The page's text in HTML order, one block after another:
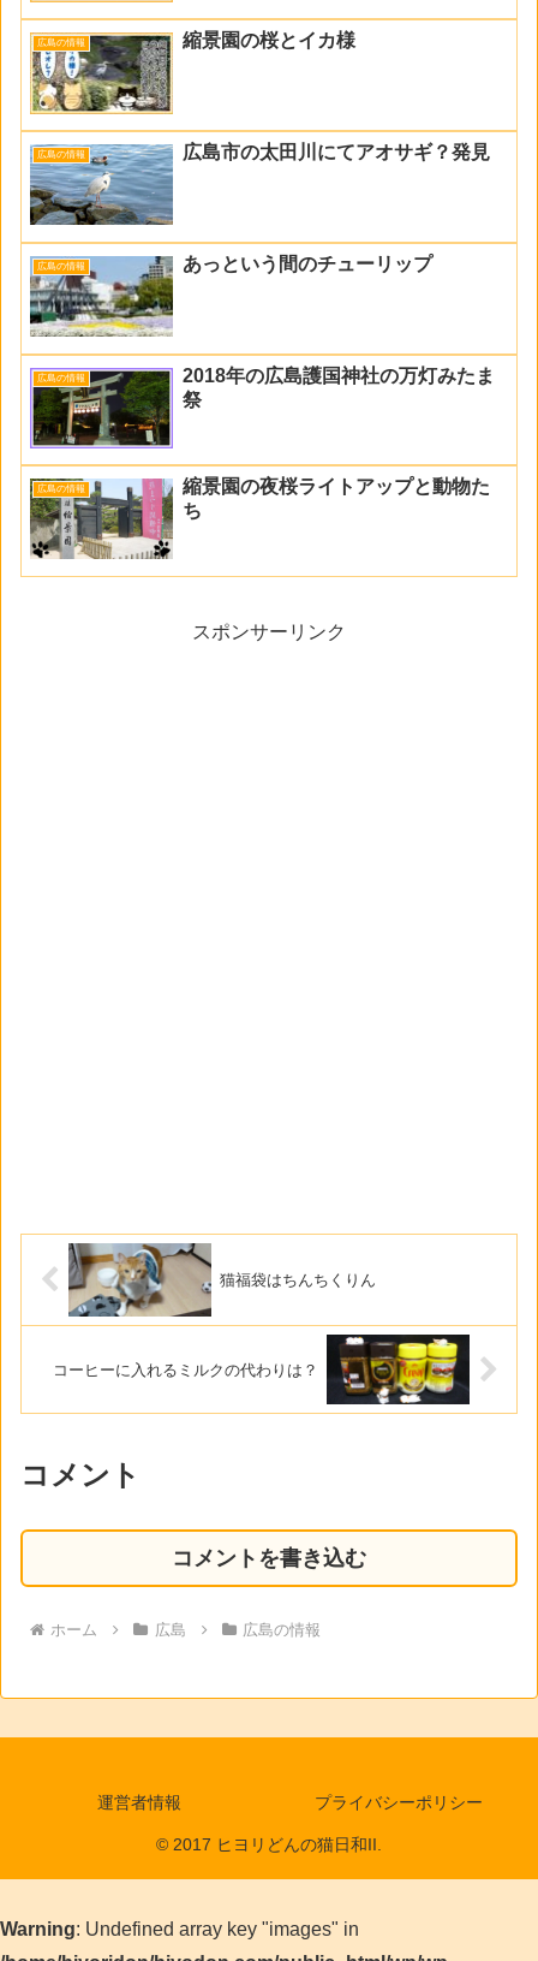
広島の情報 縮景園の桜とイカ様
広島の情報 広島市の太田川にてアオサギ？発見
広島の情報 あっという間のチューリップ
広島の情報
2018年の広島護国神社の万灯みたま
祭
広島の情報
縮景園の夜桜ライトアップと動物た
ち
スポンサーリンク
猫福袋はちんちくりん
コーヒーに入れるミルクの代わりは？
コメント
コメントを書き込む
ホーム 広島 広島の情報
運営者情報 プライバシーポリシー
© 2017 ヒヨリどんの猫日和II.
Warning: Undefined array key "images" in